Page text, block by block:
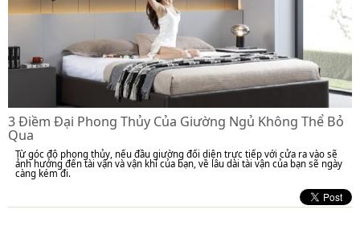
3 Điềm Đại Phong Thủy Của Giường Ngủ Không Thể Bỏ
Qua
Từ góc độ phong thủy, nếu đầu giường đối diện trực tiếp với cửa ra vào sẽ
ảnh hưởng đến tài vận và vận khí của bạn, về lâu dài tài vận của bạn sẽ ngày
càng kém đi.